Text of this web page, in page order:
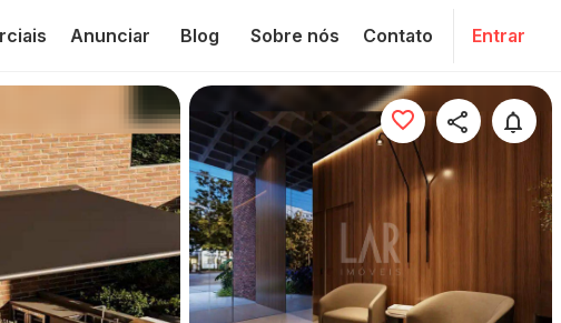
Anunciar Blog Sobre nós Contato Entrar